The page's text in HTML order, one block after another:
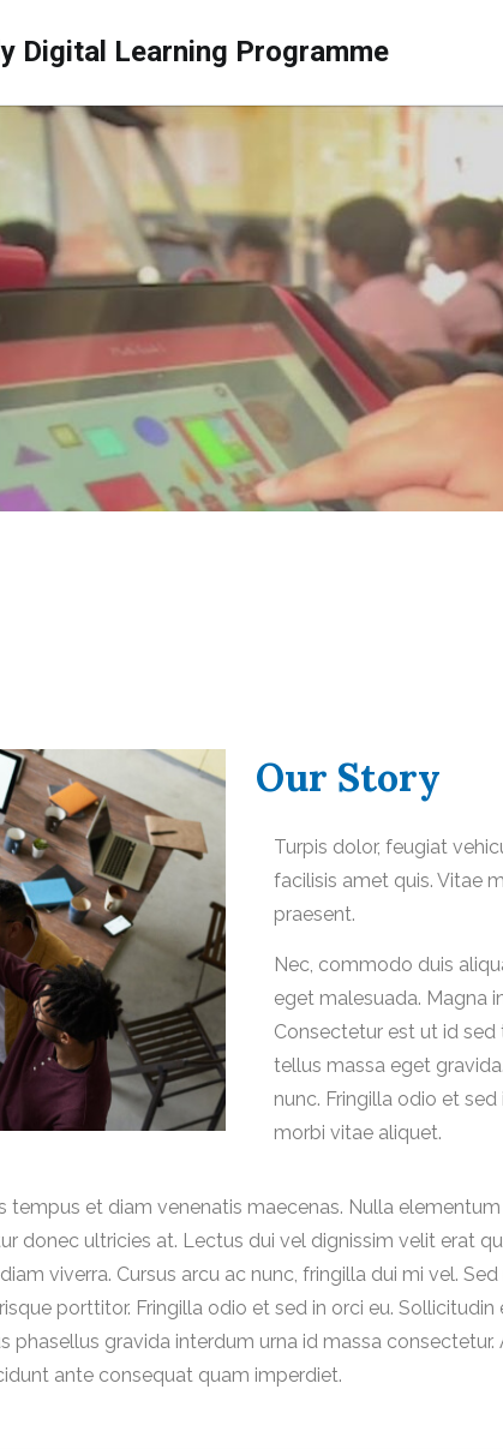
Digital Learning Programme
Our Story
Turpis dolor, feugiat
facilisis amet quis. Vitae
praesent.
Nec, commodo duis
eget malesuada. Magna
Consectetur est ut id
tellus massa eget
nunc. Fringilla odio et
morbi vitae aliquet.
et diam venenatis maecenas. Nulla
donec ultricies at. Lectus dui vel dignissim velit erat
viverra. Cursus arcu ac nunc, fringilla dui mi vel.
porttitor. Fringilla odio et sed in orci eu.
phasellus gravida interdum urna id massa
ante consequat quam imperdiet.